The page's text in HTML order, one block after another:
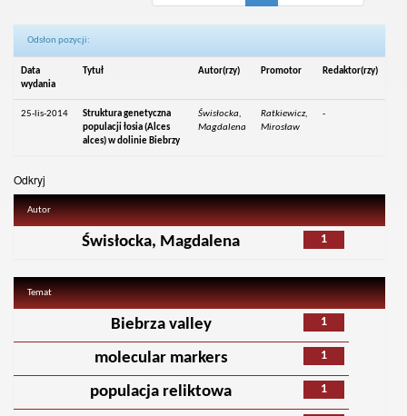
Odsłon pozycji:
Data
wydania
Tytuł Autor(rzy) Promotor Redaktor(rzy)
25-lis-2014
Struktura genetyczna
populacji łosia (Alces
alces) w dolinie Biebrzy
Świsłocka,
Magdalena
Ratkiewicz,
Mirosław
-
Odkryj
Autor
1
Świsłocka, Magdalena
Temat
1
Biebrza valley
1
molecular markers
1
populacja reliktowa